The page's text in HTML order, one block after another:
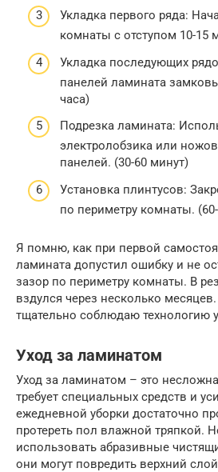
Укладка первого ряда:
комнаты с отступом 10-15
Укладка последующих
панелей ламината
часа)
Подрезка ламината:
электролобзика или
панелей. (30-60 минут)
Установка плинтусов:
по периметру комнаты.
Я помню, как при первой
ламината допустил ошибку и не
зазор по периметру комнаты. В
вздулся через несколько
тщательно соблюдаю технологию
Уход за ламинатом
Уход за ламинатом – это
требует специальных средств и
ежедневной уборки достаточно
протереть пол влажной тряпкой.
использовать абразивные
они могут повредить верхний